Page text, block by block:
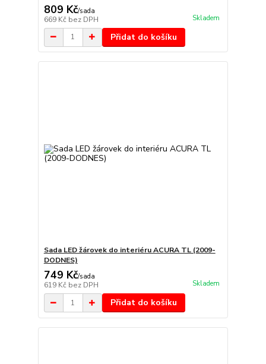
809 Kč/sada
669 Kč bez DPH Skladem
Přidat do košíku
Sada LED žárovek do interiéru ACURA TL (2009-
DODNES)
749 Kč/sada
619 Kč bez DPH Skladem
Přidat do košíku